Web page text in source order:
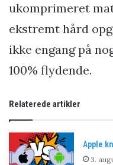
ukomprimeret
ekstremt hård
ikke engang på
100% flydende.
Relaterede artikler
Apple
3.